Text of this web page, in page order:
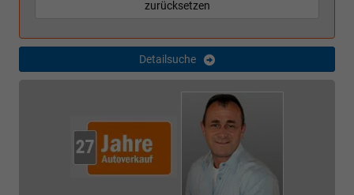
zurücksetzen
Detailsuche